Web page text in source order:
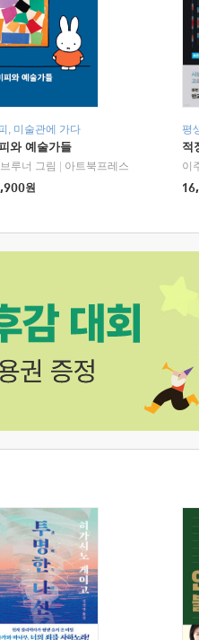
, 미술관에 가다
와 예술가들
루너 그림
아트북프레스
원
평
적
이